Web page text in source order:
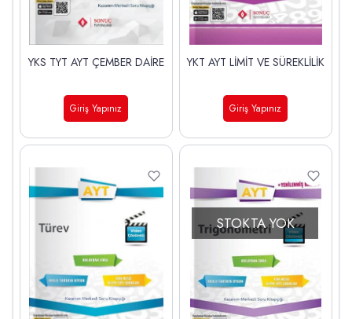
YKS TYT AYT ÇEMBER DAİRE
Giriş Yapınız
YKT AYT LİMİT VE SÜREKLİLİK
Giriş Yapınız
STOKTA YOK